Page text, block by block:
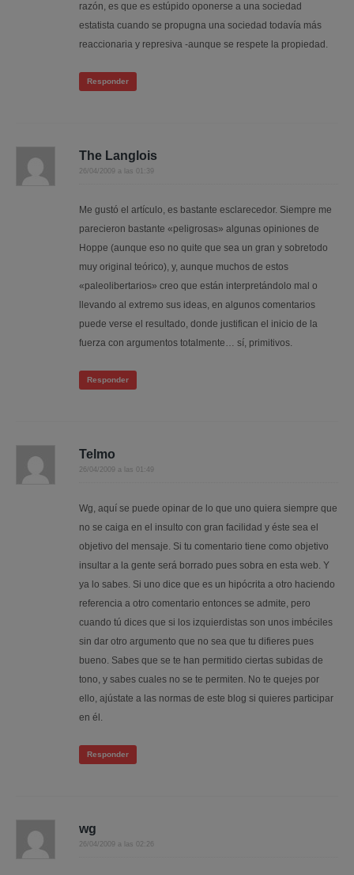
razón, es que es estúpido oponerse a una sociedad
estatista cuando se propugna una sociedad todavía más
reaccionaria y represiva -aunque se respete la propiedad.
Responder
The Langlois
26/04/2009 a las 01:39
Me gustó el artículo, es bastante esclarecedor. Siempre me
parecieron bastante «peligrosas» algunas opiniones de
Hoppe (aunque eso no quite que sea un gran y sobretodo
muy original teórico), y, aunque muchos de estos
«paleolibertarios» creo que están interpretándolo mal o
llevando al extremo sus ideas, en algunos comentarios
puede verse el resultado, donde justifican el inicio de la
fuerza con argumentos totalmente… sí, primitivos.
Responder
Telmo
26/04/2009 a las 01:49
Wg, aquí se puede opinar de lo que uno quiera siempre que
no se caiga en el insulto con gran facilidad y éste sea el
objetivo del mensaje. Si tu comentario tiene como objetivo
insultar a la gente será borrado pues sobra en esta web. Y
ya lo sabes. Si uno dice que es un hipócrita a otro haciendo
referencia a otro comentario entonces se admite, pero
cuando tú dices que si los izquierdistas son unos imbéciles
sin dar otro argumento que no sea que tu difieres pues
bueno. Sabes que se te han permitido ciertas subidas de
tono, y sabes cuales no se te permiten. No te quejes por
ello, ajústate a las normas de este blog si quieres participar
en él.
Responder
wg
26/04/2009 a las 02:26